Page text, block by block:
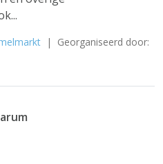
| Georganiseerd door: